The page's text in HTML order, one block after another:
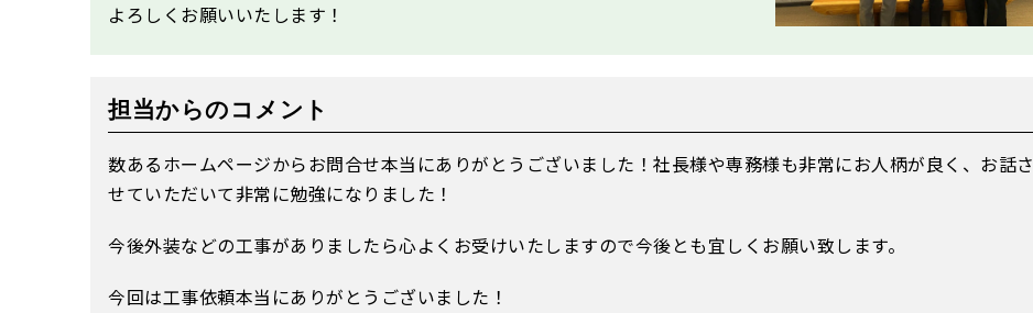
よろしくお願いいたします！
担当からのコメント
数あるホームページからお問合せ本当にありがとうございました！社長様や専務様も非常にお人柄が良く、お話さ
せていただいて非常に勉強になりました！
今後外装などの工事がありましたら心よくお受けいたしますので今後とも宜しくお願い致します。
今回は工事依頼本当にありがとうございました！